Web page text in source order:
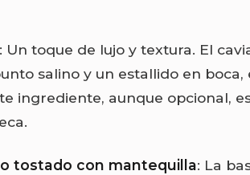
: Un toque de lujo y textura. El
salino y un estallido en boca,
ingrediente, aunque opcional,
tostado con mantequilla: La